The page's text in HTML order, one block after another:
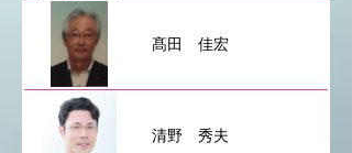
髙田 佳宏
清野 秀夫